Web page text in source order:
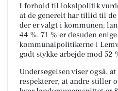
I forhold til lokalpolitik
at de generelt har tillid til
der er valgt i kommunen;
44 %. 71 % er desuden
kommunalpolitikerne i
godt stykke arbejde mod 52
Undersøgelsen viser også,
respekterer, at andre stiller